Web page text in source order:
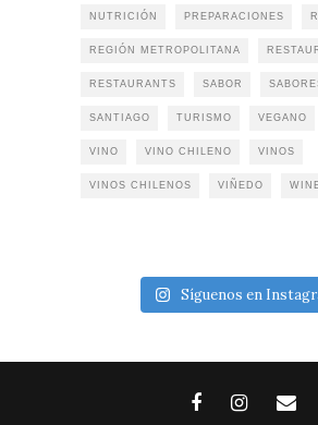
NUTRICIÓN PREPARACIONES
REGIÓN METROPOLITANA
RESTAURANTS SABOR
SANTIAGO TURISMO VEGANO
VINO VINO CHILENO VINOS
VINOS CHILENOS VIÑEDO
Síguenos en